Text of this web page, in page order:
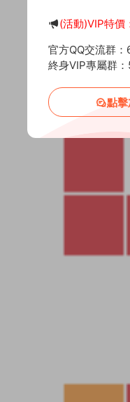
(活動)VIP特價
官方QQ交流群
終身VIP專屬群
點